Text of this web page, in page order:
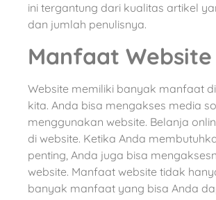
ini tergantung dari kualitas artikel
dan jumlah penulisnya.
Manfaat Website
Website memiliki banyak manfaat
kita. Anda bisa mengakses media
menggunakan website. Belanja
di website. Ketika Anda
penting, Anda juga bisa
website. Manfaat website tidak
banyak manfaat yang bisa Anda